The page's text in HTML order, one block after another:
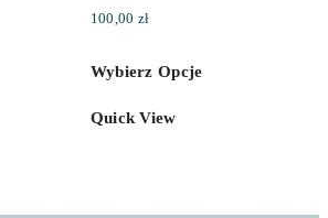
100,00 zł
Wybierz Opcje
Quick View